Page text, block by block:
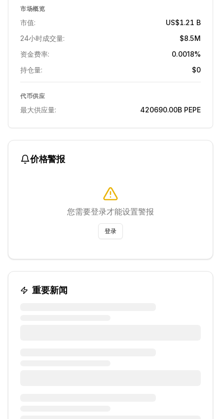
市场概览
市值:
US$1.21 B
24小时成交量:
$8.5M
资金费率:
0.0018%
持仓量:
$0
代币供应
最大供应量: 420690.00B PEPE
价格警报
您需要登录才能设置警报
登录
重要新闻